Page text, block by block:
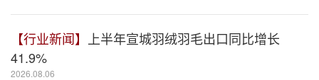
【行业新闻】
上半年宣城羽绒羽毛出口同比增长
41.9%
2026.08.06